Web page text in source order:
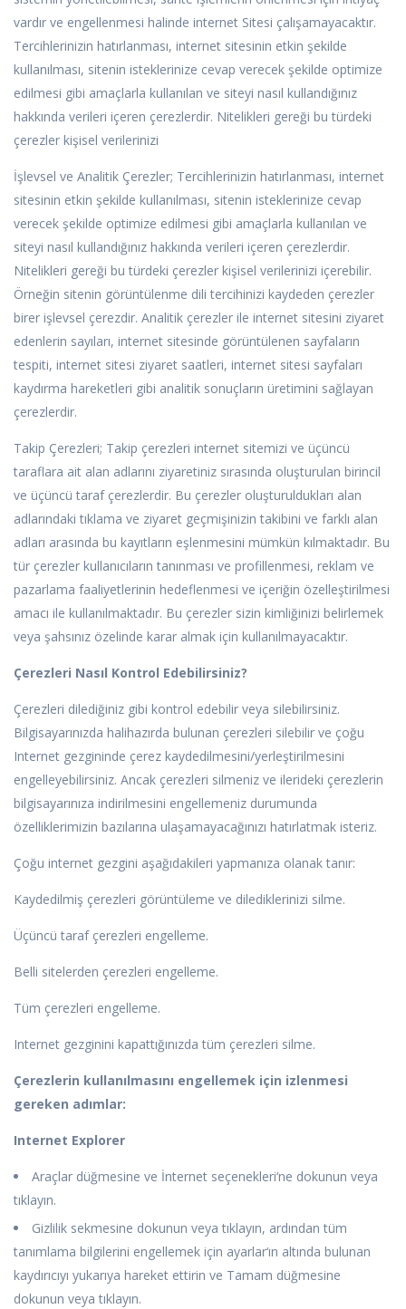
vardır ve engellenmesi halinde internet Sitesi çalışamayacaktır.
Tercihlerinizin hatırlanması, internet sitesinin etkin şekilde
kullanılması, sitenin isteklerinize cevap verecek şekilde optimize
edilmesi gibi amaçlarla kullanılan ve siteyi nasıl kullandığınız
hakkında verileri içeren çerezlerdir. Nitelikleri gereği bu türdeki
çerezler kişisel verilerinizi
İşlevsel ve Analitik Çerezler; Tercihlerinizin hatırlanması, internet
sitesinin etkin şekilde kullanılması, sitenin isteklerinize cevap
verecek şekilde optimize edilmesi gibi amaçlarla kullanılan ve
siteyi nasıl kullandığınız hakkında verileri içeren çerezlerdir.
Nitelikleri gereği bu türdeki çerezler kişisel verilerinizi içerebilir.
Örneğin sitenin görüntülenme dili tercihinizi kaydeden çerezler
birer işlevsel çerezdir. Analitik çerezler ile internet sitesini ziyaret
edenlerin sayıları, internet sitesinde görüntülenen sayfaların
tespiti, internet sitesi ziyaret saatleri, internet sitesi sayfaları
kaydırma hareketleri gibi analitik sonuçların üretimini sağlayan
çerezlerdir.
Takip Çerezleri; Takip çerezleri internet sitemizi ve üçüncü
taraflara ait alan adlarını ziyaretiniz sırasında oluşturulan birincil
ve üçüncü taraf çerezlerdir. Bu çerezler oluşturuldukları alan
adlarındaki tıklama ve ziyaret geçmişinizin takibini ve farklı alan
adları arasında bu kayıtların eşlenmesini mümkün kılmaktadır. Bu
tür çerezler kullanıcıların tanınması ve profillenmesi, reklam ve
pazarlama faaliyetlerinin hedeflenmesi ve içeriğin özelleştirilmesi
amacı ile kullanılmaktadır. Bu çerezler sizin kimliğinizi belirlemek
veya şahsınız özelinde karar almak için kullanılmayacaktır.
Çerezleri Nasıl Kontrol Edebilirsiniz?
Çerezleri dilediğiniz gibi kontrol edebilir veya silebilirsiniz.
Bilgisayarınızda halihazırda bulunan çerezleri silebilir ve çoğu
Internet gezgininde çerez kaydedilmesini/yerleştirilmesini
engelleyebilirsiniz. Ancak çerezleri silmeniz ve ilerideki çerezlerin
bilgisayarınıza indirilmesini engellemeniz durumunda
özelliklerimizin bazılarına ulaşamayacağınızı hatırlatmak isteriz.
Çoğu internet gezgini aşağıdakileri yapmanıza olanak tanır:
Kaydedilmiş çerezleri görüntüleme ve dilediklerinizi silme.
Üçüncü taraf çerezleri engelleme.
Belli sitelerden çerezleri engelleme.
Tüm çerezleri engelleme.
Internet gezginini kapattığınızda tüm çerezleri silme.
Çerezlerin kullanılmasını engellemek için izlenmesi
gereken adımlar:
Internet Explorer
Araçlar düğmesine ve İnternet seçenekleri‘ne dokunun veya
tıklayın.
Gizlilik sekmesine dokunun veya tıklayın, ardından tüm
tanımlama bilgilerini engellemek için ayarlar‘ın altında bulunan
kaydırıcıyı yukarıya hareket ettirin ve Tamam düğmesine
dokunun veya tıklayın.